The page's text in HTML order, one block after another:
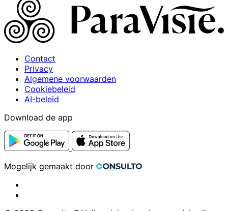
Contact
Privacy
Algemene voorwaarden
Cookiebeleid
AI-beleid
Download de app
Mogelijk gemaakt door